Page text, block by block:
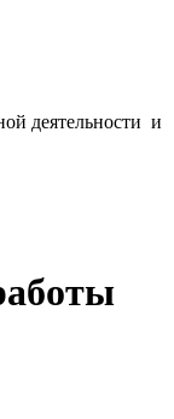
деятельности и